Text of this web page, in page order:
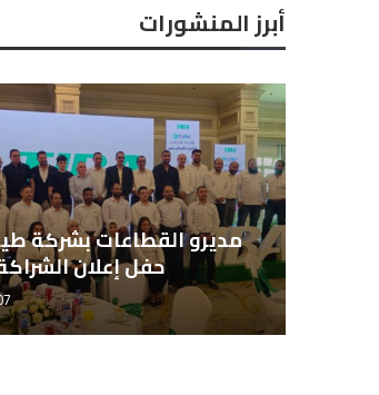
أبرز المنشورات
المهندس هاني الشيخ،
الأسمدة طيبة